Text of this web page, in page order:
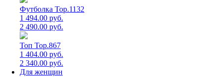
Футболка Top.1132
1 494.00 руб.
2 490.00 руб.
Топ Top.867
1 404.00 руб.
2 340.00 руб.
Для женщин